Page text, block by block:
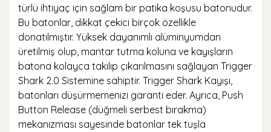
türlü ihtiyaç için sağlam bir patika koşusu batonudur.
Bu batonlar, dikkat çekici birçok özellikle
donatılmıştır. Yüksek dayanımlı alüminyumdan
üretilmiş olup, mantar tutma koluna ve kayışların
batona kolayca takılıp çıkarılmasını sağlayan Trigger
Shark 2.0 Sistemine sahiptir. Trigger Shark Kayışı,
batonları düşürmemenizi garanti eder. Ayrıca, Push
Button Release (düğmeli serbest bırakma)
mekanizması sayesinde batonlar tek tuşla